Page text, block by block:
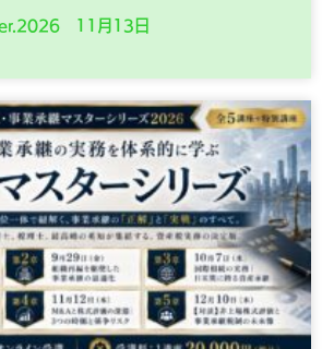
11月13日